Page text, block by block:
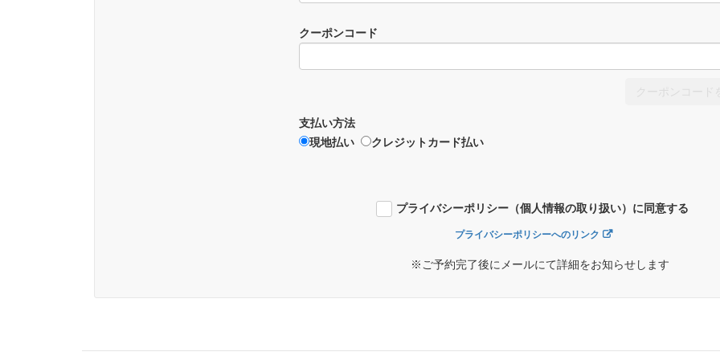
クーポンコード
支払い方法
現地払い
クレジットカード払い
プライバシーポリシー（個人情報の取り扱い）に同意する
プライバシーポリシーへのリンク
※ご予約完了後にメールにて詳細をお知らせします